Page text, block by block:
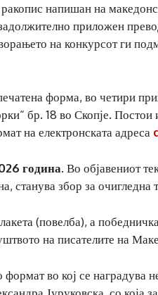
напишан на
приложен
на конкурсот ги
форма, во четири
бр. 18 во Скопје. Постои
на електронската адреса
година. Во објавениот
станува збор за
(повелба), а
на писателите на
во кој се наградува